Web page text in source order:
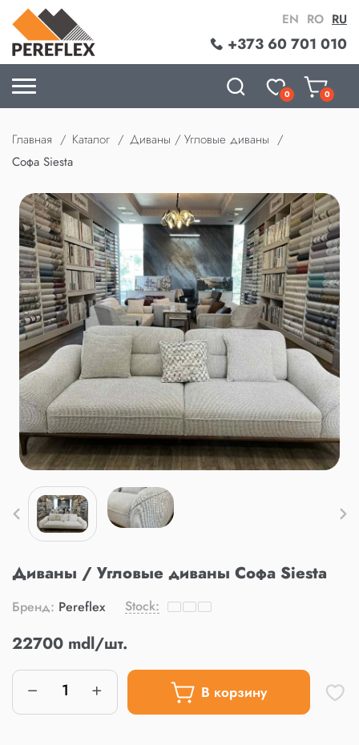
+373 60 701 010
EN RO RU
0 0
Главная Каталог
Диваны / Угловые диваны
Софа Siesta
Диваны / Угловые диваны Софа Siesta
Бренд: Pereflex Stock:
22700 mdl/шт.
В корзину